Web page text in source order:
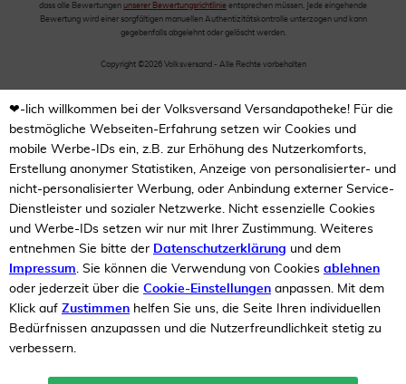
dass alle Bewertungen unserer Bewertungsrichtlinie entsprechen müssen. Jede eingehende
Bewertung wird einer sorgfältigen manuellen Authentizitätskontrolle unterzogen und kann
gegebenfalls abgelehnt oder gelöscht werden.
Copyright ©2026 Volksversand - Alle Rechte vorbehalten
❤-lich willkommen bei der Volksversand Versandapotheke! Für die
bestmögliche Webseiten-Erfahrung setzen wir Cookies und
mobile Werbe-IDs ein, z.B. zur Erhöhung des Nutzerkomforts,
Erstellung anonymer Statistiken, Anzeige von personalisierter- und
nicht-personalisierter Werbung, oder Anbindung externer Service-
Dienstleister und sozialer Netzwerke. Nicht essenzielle Cookies
und Werbe-IDs setzen wir nur mit Ihrer Zustimmung. Weiteres
entnehmen Sie bitte der Datenschutzerklärung und dem
Impressum. Sie können die Verwendung von Cookies ablehnen
oder jederzeit über die Cookie-Einstellungen anpassen. Mit dem
Klick auf Zustimmen helfen Sie uns, die Seite Ihren individuellen
Bedürfnissen anzupassen und die Nutzerfreundlichkeit stetig zu
verbessern.